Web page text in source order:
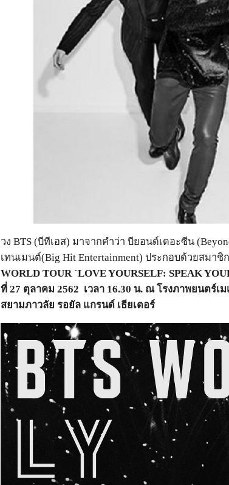
วง BTS (บีทีเอส) มาจากคำว่า บียอนด์เดอะซีน (
เทนเมนต์(Big Hit Entertainment) ประกอบด้วยสมาชิ
WORLD TOUR `LOVE YOURSELF: SPEAK
ที่ 27 ตุลาคม 2562 เวลา 16.30 น. ณโรงภาพยนตร์เ
สยามภาวลัย รอยัล แกรนด์ เธียเตอร์